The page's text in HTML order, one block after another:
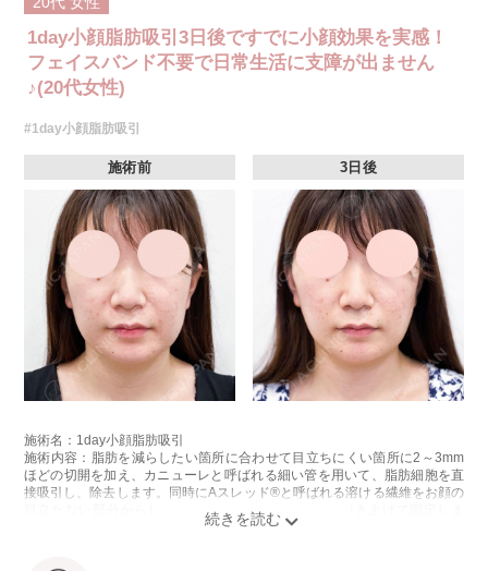
1day小顔脂肪吸引3日後ですでに小顔効果を実感！
フェイスバンド不要で日常生活に支障が出ません
♪(20代女性)
#1day小顔脂肪吸引
施術前 3日後
施術名：1day小顔脂肪吸引
施術内容：脂肪を減らしたい箇所に合わせて目立ちにくい箇所に2～3mm
ほどの切開を加え、カニューレと呼ばれる細い管を用いて、脂肪細胞を直
接吸引し、除去します。同時にAスレッド®と呼ばれる溶ける繊維をお顔の
目立たない部分から皮下へ挿入し、皮膚を内側から引き上げて固定しま